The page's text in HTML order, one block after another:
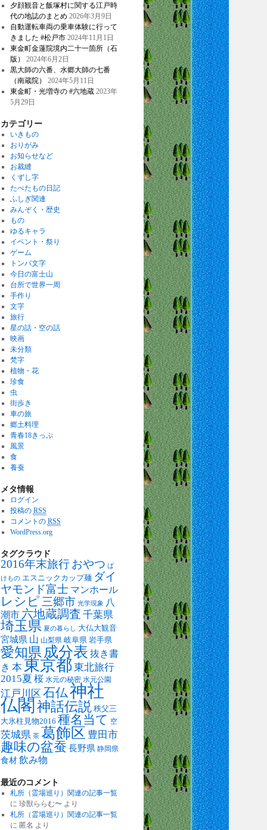
夕顔観音と飯塚村に関する江戸時
代の地誌のまとめ 2026年3月9日
自動運転車両の乗車体験に行って
きました #松戸市 2024年11月1日
東金町金蓮院境内二十一箇所（石
版）
2024年6月2日
黒大師の六番、水郷大師の七番
（南蔵院）
2024年5月11日
東金町・光増寺の #六地蔵 2023年
5月29日
カテゴリー
いきもの
おりがみ
お知らせなど
お裁縫
くずし字
たべたもの日記
ふしぎ関連
みんぞく・歴史
もの
ゆるキャラ
イベント・祭り
ゲーム
トンパ文字
今日の富士山
台所で世界一周
手作り
文字
旅行
星の話・空の話
映画
未分類
梵字
植物・花
珍食
虫
街歩き
車の旅
郷土料理
青春18きっぷ
風景
食
養蚕
メタ情報
ログイン
投稿の RSS
コメントの RSS
WordPress.org
タグクラウド
2016年末旅行おやつ ば
けもの エスニックカップ麺 ダイ
ヤモンド富士 マンホール
レシピ 三郷市 光学現象 八
潮市 六地蔵調査 千葉県
埼玉県 夏の暮らし 大仏大観音
宮城県 山 山梨県 岐阜県 岩手県
愛知県 成分表 抜き書
き 本 東京都 東北旅行
2015夏 桜 水元の秘密 水元公園
江戸川区 石仏神社
仏閣 神話伝説 秩父三
大氷柱見物2016 種名当て 空
茨城県 茶 葛飾区 豊田市
趣味の盆蚕 長野県 静岡県
食材 飲み物
最近のコメント
札所（霊場巡り）関連の記事一覧
に 珍獣ららむ〜 より
札所（霊場巡り）関連の記事一覧
に 匿名 より